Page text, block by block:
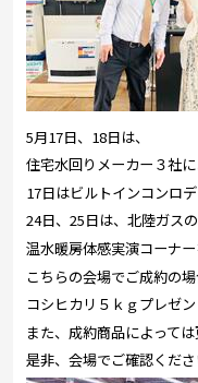
5月17日、18日は、
住宅水回りメーカー３社に
17日はビルトインコンロデ
24日、25日は、北陸ガス
温水暖房体感実演コーナー
こちらの会場でご成約の
コシヒカリ５ｋｇプレゼン
また、成約商品によって
是非、会場でご確認くださ